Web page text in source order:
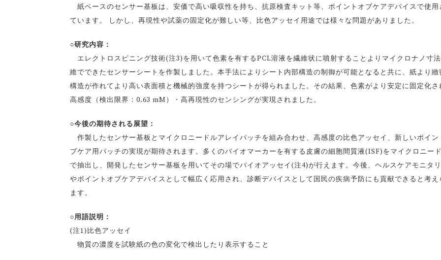
紙ベースのセンサー基板は、安価で高い吸収性を持ち、抗原検査キット等、ポイントオブケアデバイスで使用
ています。 しかし、再現性や試薬の固定化が難しい等、比色アッセイ用途では様々な問題がありました。
○研究内容：
エレクトロスピニング技術(注3)を用いて色素を有するPCL溶液を繊維状に噴射することよりマイクロナノ寸
維でできたセンサーシートを作製しました。本手法によりシート内部構造の制御が可能となると共に、紙より緻
構造が作れてより高い表面積と機械的強度を持つシートが得られました。その結果、色素がより安定に固定化さ
高感度（検出限界：0.63 mM）・高再現性のセンシングが実現されました。
○今後の期待される展望：
作製したセンサー基板とマイクロニードルアレイパッチを組み合わせ、高感度の比色アッセイ、新しいポイン
ブケア用パッチの実現が期待されます。多くのバイオマーカーを有する皮膚の細胞間質液(ISF)をマイクロニー
で抽出し、開発したセンサー基板を用いてその場でバイオアッセイ(注4)が行えます。今後、ヘルスケアモニタ
やポイントオブケアデバイスとして幅広く応用され、診断デバイスとして国民の疾病予防にも貢献できると考え
ます。
○用語説明：
(注1)比色アッセイ
物質の濃度を試験紙の色の変化で検出したり表示すること